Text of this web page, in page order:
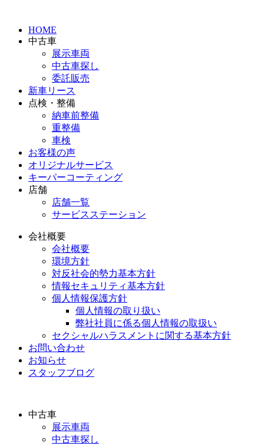
HOME
中古車
展示車両
中古車探し
委託販売
新車リース
点検・整備
納車前整備
重整備
車検
お客様の声
オリジナルサービス
キーパーコーティング
店舗
店舗一覧
サービスステーション
会社概要
会社概要
環境方針
対反社会的勢力基本方針
情報セキュリティ基本方針
個人情報保護方針
個人情報の取り扱い
弊社社員に係る個人情報の取扱い
セクシャルハラスメントに関する基本方針
お問い合わせ
お知らせ
スタッフブログ
中古車
展示車両
中古車探し